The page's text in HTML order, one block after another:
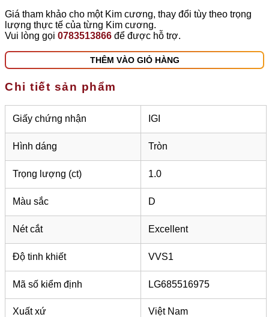
Giá tham khảo cho một Kim cương, thay đổi tùy theo trọng
lượng thực tế của từng Kim cương.
Vui lòng gọi 0783513866 để được hỗ trợ.
THÊM VÀO GIỎ HÀNG
Chi tiết sản phẩm
Giấy chứng nhận IGI
Hình dáng Tròn
Trọng lượng (ct) 1.0
Màu sắc D
Nét cắt Excellent
Độ tinh khiết VVS1
Mã số kiểm định LG685516975
Xuất xứ Việt Nam